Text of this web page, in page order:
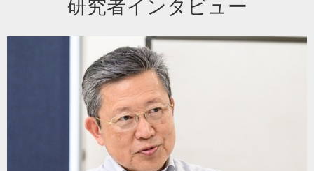
研究者インタビュー